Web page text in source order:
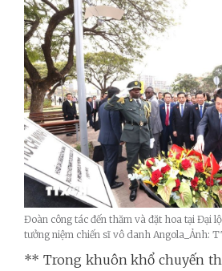
Đoàn công tác đến thăm và đặt hoa tại Đại
tưởng niệm chiến sĩ vô danh Angola_Ảnh:
** Trong khuôn khổ chuyến